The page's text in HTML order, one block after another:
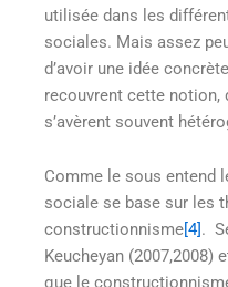
utilisée dans les
sociales. Mais assez
d’avoir une idée
recouvrent cette
s’avèrent souvent
Comme le sous entend
sociale se base sur les
constructionnisme [4] .
Keucheyan (2007,2008)
que le